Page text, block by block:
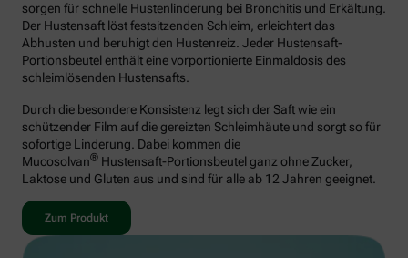
sorgen für schnelle Hustenlinderung bei Bronchitis und Erkältung.
Der Hustensaft löst festsitzenden Schleim, erleichtert das
Abhusten und beruhigt den Hustenreiz. Jeder Hustensaft-
Portionsbeutel enthält eine vorportionierte Einmaldosis des
schleimlösenden Hustensafts.
Durch die besondere Konsistenz legt sich der Saft wie ein
schützender Film auf die gereizten Schleimhäute und sorgt so für
sofortige Linderung. Dabei kommen die
Mucosolvan® Hustensaft-Portionsbeutel ganz ohne Zucker,
Laktose und Gluten aus und sind für alle ab 12 Jahren geeignet.
Zum Produkt